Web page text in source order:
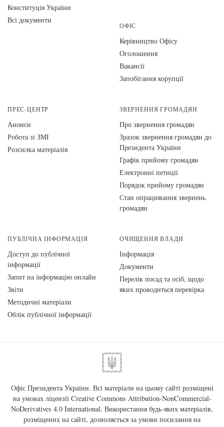
Конституція України
Всі документи
ОФІС
Керівництво Офісу
Оголошення
Вакансії
Запобігання корупції
ПРЕС-ЦЕНТР
Анонси
Робота зі ЗМІ
Розсилка матеріалів
ЗВЕРНЕННЯ ГРОМАДЯН
Про звернення громадян
Зразок звернення громадян до
Президента України
Графік прийому громадян
Електронні петиції
Порядок прийому громадян
Стан опрацювання звернень
громадян
ПУБЛІЧНА ІНФОРМАЦІЯ
Доступ до публічної
інформації
Запит на інформацію онлайн
Звіти
Методичні матеріали
Облік публічної інформації
ОЧИЩЕННЯ ВЛАДИ
Інформація
Документи
Перелік посад та осіб, щодо
яких проводиться перевірка
Офіс Президента України. Всі матеріали на цьому сайті розміщені
на умовах ліцензії Creative Commons Attribution-NonCommercial-
NoDerivatives 4.0 International. Використання будь-яких матеріалів,
розміщених на сайті, дозволяється за умови посилання на